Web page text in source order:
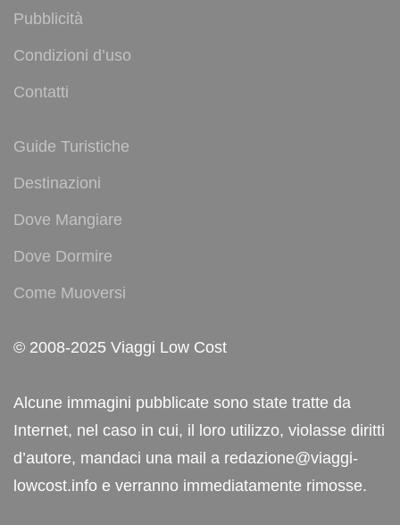
Pubblicità
Condizioni d’uso
Contatti
Guide Turistiche
Destinazioni
Dove Mangiare
Dove Dormire
Come Muoversi
© 2008-2025 Viaggi Low Cost
Alcune immagini pubblicate sono state tratte da
Internet, nel caso in cui, il loro utilizzo, violasse diritti
d’autore, mandaci una mail a redazione@viaggi-
lowcost.info e verranno immediatamente rimosse.